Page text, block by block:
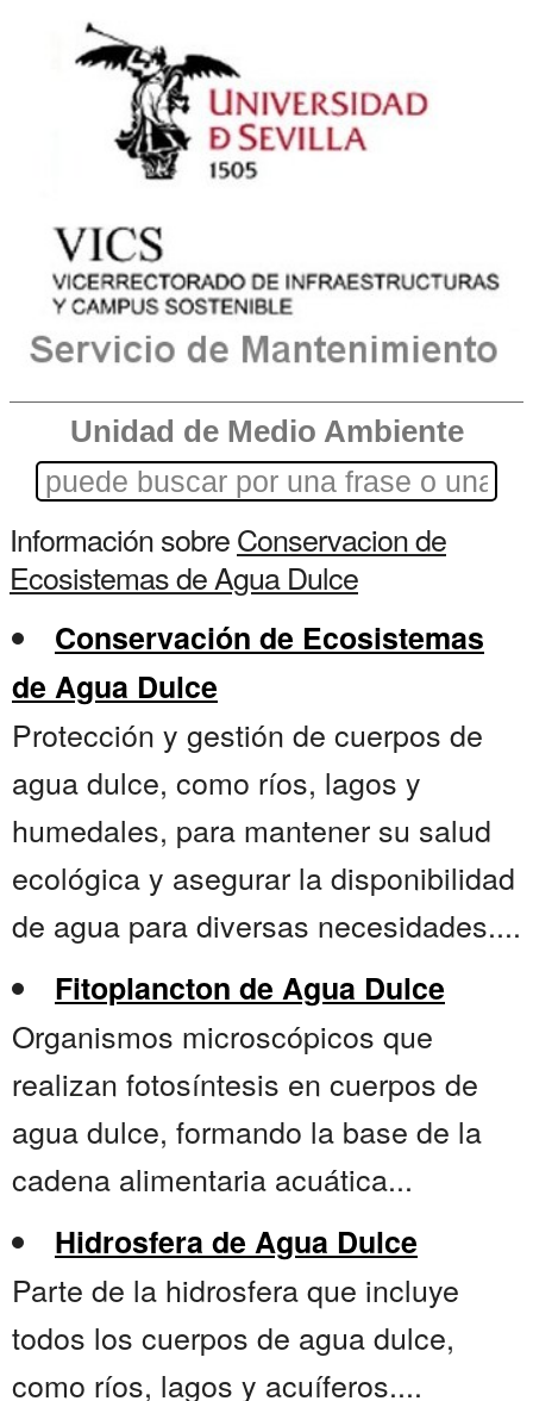
Unidad de Medio Ambiente
Información sobreConservacion de
Ecosistemas de Agua Dulce
Conservación de Ecosistemas
de Agua Dulce
Protección y gestión de cuerpos de
agua dulce, como ríos, lagos y
humedales, para mantener su salud
ecológica y asegurar la disponibilidad
de agua para diversas necesidades....
Fitoplancton de Agua Dulce
Organismos microscópicos que
realizan fotosíntesis en cuerpos de
agua dulce, formando la base de la
cadena alimentaria acuática...
Hidrosfera de Agua Dulce
Parte de la hidrosfera que incluye
todos los cuerpos de agua dulce,
como ríos, lagos y acuíferos....